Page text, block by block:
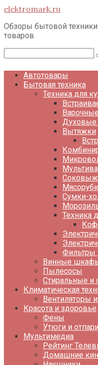
Перейти
контенту
elektromark.ru
Обзоры бытовой
товаров
Автотовары
Бытовая техника
Техника для
Вытяжки
Сумки-
Техника
Фильтры
Винные
Пылесосы
Стиральные
Климатическая
Вентиляторы
Красота и здоровье
Фены
Утюги и
Мультимедиа
Рейтинг
Домашние